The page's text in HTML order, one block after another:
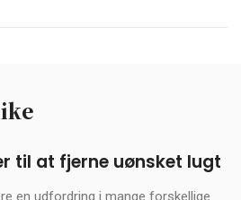
til at fjerne uønsket lugt
en udfordring i mange forskellige